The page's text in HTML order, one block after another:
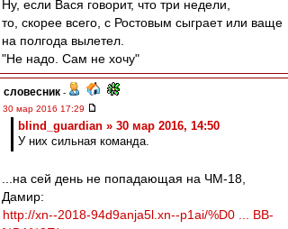
Ну, если Вася говорит, что три недели,
то, скорее всего, с Ростовым сыграет или ваще
на полгода вылетел.
"Не надо. Сам не хочу"
словесник -
30 мар 2016 17:29
blind_guardian » 30 мар 2016, 14:50
У них сильная команда.
...на сей день не попадающая на ЧМ-18,
Дамир:
http://xn--2018-94d9anja5l.xn--p1ai/%D0 ... BB-